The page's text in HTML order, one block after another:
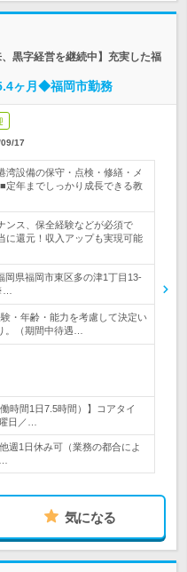
黒字経営を継続中】充実した福
ヶ月◆福岡市勤務
17
湾設備の保守・点検・修繕・メ
定年までしっかり成長できる教
ンス、保全経験などが必須で
に還元！収入アップも実現可能
岡県福岡市東区多の津1丁目13-
・年齢・能力を考慮して決定い
。（期間中待遇…
時間1日7.5時間）】コアタイ
日／…
週1日休み可（業務の都合によ
気になる